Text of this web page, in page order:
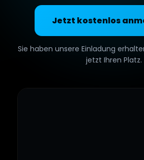
Jetzt kostenlos
Sie haben unsere Einladung
jetzt Ihren Platz.